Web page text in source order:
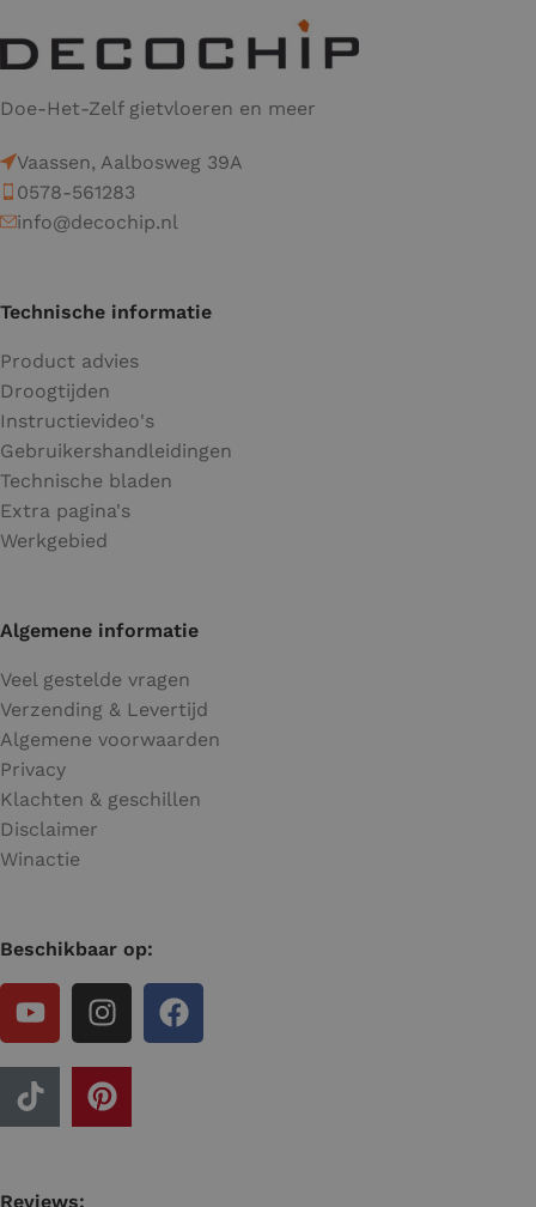
Doe-Het-Zelf gietvloeren en meer
Vaassen, Aalbosweg 39A
0578-561283
info@decochip.nl
Technische informatie
Product advies
Droogtijden
Instructievideo's
Gebruikershandleidingen
Technische bladen
Extra pagina's
Werkgebied
Algemene informatie
Veel gestelde vragen
Verzending & Levertijd
Algemene voorwaarden
Privacy
Klachten & geschillen
Disclaimer
Winactie
Beschikbaar op:
Reviews: